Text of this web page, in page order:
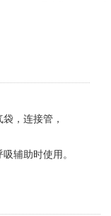
，连接管，
辅助时使用。